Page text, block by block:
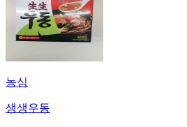
농심
생생우동